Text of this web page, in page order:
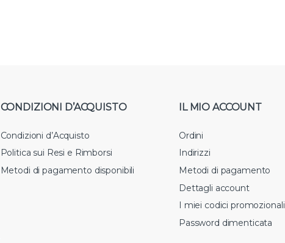
CONDIZIONI D’ACQUISTO
Condizioni d’Acquisto
Politica sui Resi e Rimborsi
Metodi di pagamento disponibili
IL MIO ACCOUNT
Ordini
Indirizzi
Metodi di pagamento
Dettagli account
I miei codici promozionali
Password dimenticata